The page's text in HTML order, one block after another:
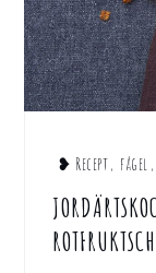
❥ Recept, fågel ,